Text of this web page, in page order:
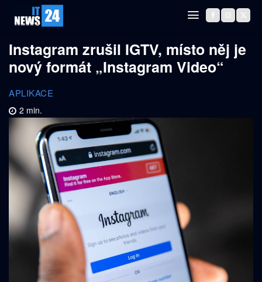
Instagram zrušil IGTV, místo něj je
nový formát „Instagram Video“
APLIKACE
2 min.